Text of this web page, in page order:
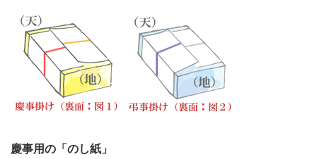
慶事用の「のし紙」